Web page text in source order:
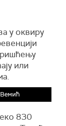
у оквиру
или
830